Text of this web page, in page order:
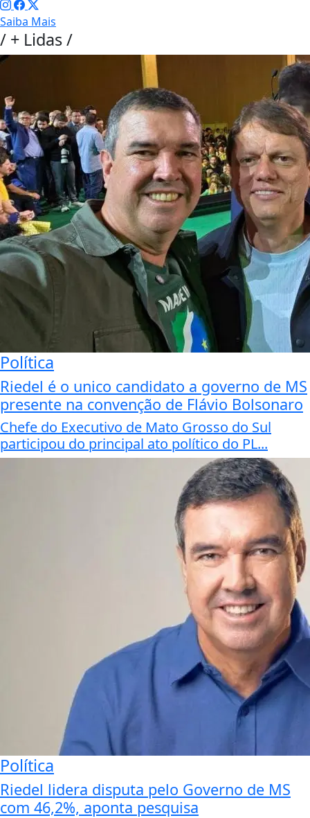
Saiba Mais
/ + Lidas/
Política
Riedel é o unico candidato a governo de MS
presente na convenção de Flávio Bolsonaro
Chefe do Executivo de Mato Grosso do Sul
participou do principal ato político do PL...
Política
Riedel lidera disputa pelo Governo de MS
com 46,2%, aponta pesquisa